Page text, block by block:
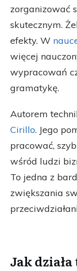
zorganizować
skutecznym.
efekty. W
więcej
wypracowań
gramatykę.
Autorem
Cirillo. Jego
pracować,
wśród ludzi
To jedna z
zwiększania
Jak